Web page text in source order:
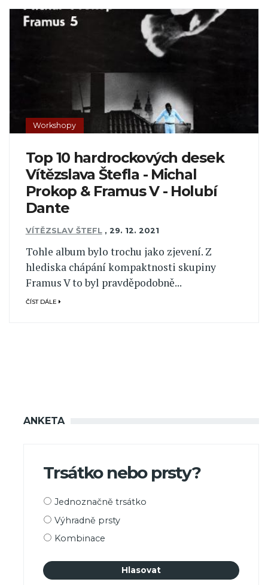
Workshopy
Top 10 hardrockových desek
Vítězslava Štefla - Michal
Prokop & Framus V - Holubí
Dante
VÍTĚZSLAV ŠTEFL , 29. 12. 2021
Tohle album bylo trochu jako zjevení. Z
hlediska chápání kompaktnosti skupiny
Framus V to byl pravděpodobně...
ČÍST DÁLE
ANKETA
Trsátko nebo prsty?
Možnosti
Jednoznačně trsátko
Výhradně prsty
Kombinace